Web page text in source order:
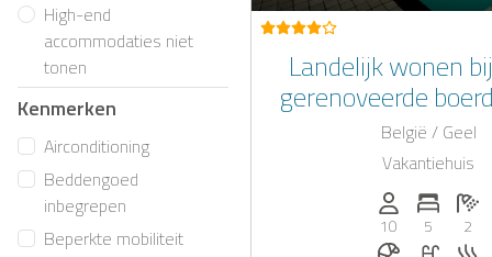
High-end
accommodaties niet
tonen
Kenmerken
Airconditioning
Beddengoed
inbegrepen
Beperkte mobiliteit
Landelijk wonen
gerenoveerde
België / Geel
Vakantiehuis
Personen
10
Aantal
5
2
Ontbijt op